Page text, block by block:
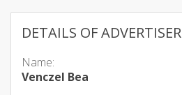
DETAILS OF ADVERTISER
Name:
Venczel Bea